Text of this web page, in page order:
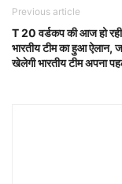
Previous article
T 20 वर्डकप की आज हो
भारतीय टीम का हुआ ऐलान,
खेलेगी भारतीय टीम अपना